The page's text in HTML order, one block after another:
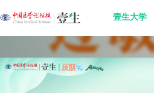
壹生大学